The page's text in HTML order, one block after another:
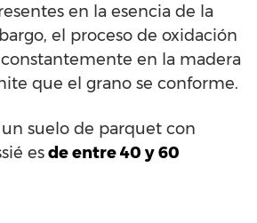
en la esencia de la
el proceso de oxidación
en la madera
que el grano se conforme.
suelo de parquet con
esde entre 40 y 60